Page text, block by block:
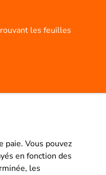
les feuilles
paie. Vous pouvez
en fonction des
les